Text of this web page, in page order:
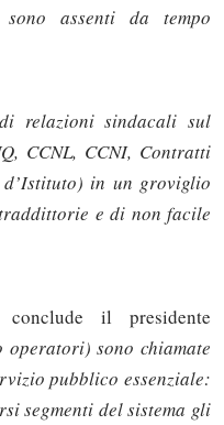
assenti da tempo
relazioni sindacali sul
CCNL, CCNI, Contratti
in un groviglio
e di non facile
il presidente
sono chiamate
pubblico essenziale:
segmenti del sistema gli